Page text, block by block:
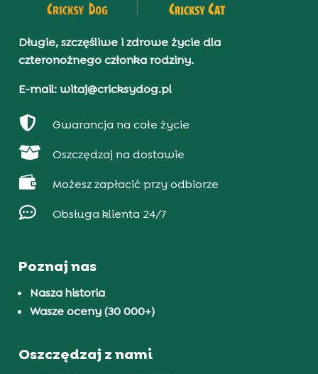
Długie, szczęśliwe i zdrowe życie dla
czteronożnego członka rodziny.
E-mail: witaj@cricksydog.pl
 Gwarancja na całe życie
 Oszczędzaj na dostawie
 Możesz zapłacić przy odbiorze
 Obsługa klienta 24/7
Poznaj nas
Nasza historia
Wasze oceny (30 000+)
Oszczędzaj z nami